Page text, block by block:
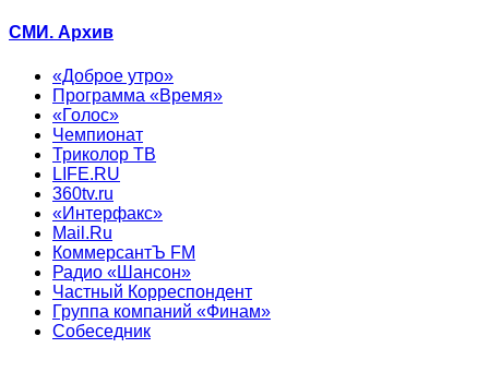
СМИ. Архив
«Доброе утро»
Программа «Время»
«Голос»
Чемпионат
Триколор ТВ
LIFE.RU
360tv.ru
«Интерфакс»
Mail.Ru
КоммерсантЪ FM
Радио «Шансон»
Частный Корреспондент
Группа компаний «Финам»
Собеседник